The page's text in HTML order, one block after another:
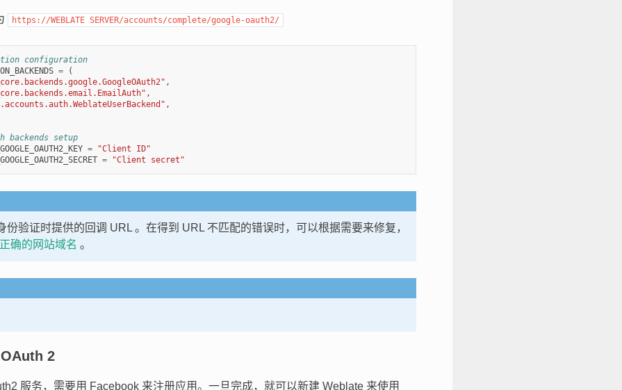
https://WEBLATE SERVER/accounts/complete/google-oauth2/
configuration
=
(
,
,
,
backends setup
=
"Client ID"
= "Client secret"
份验证时提供的回调 URL 。在得到 URL 不匹配的错误时，可以根据需要来修复，
确的网站域名 。
2
服务，需要用 Facebook 来注册应用。一旦完成，就可以新建 Weblate 来使用